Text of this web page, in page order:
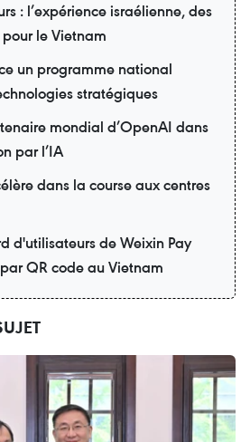
: l’expérience israélienne, des
le Vietnam
un programme national
stratégiques
mondial d’OpenAI dans
par l’IA
dans la course aux centres
d'utilisateurs de Weixin Pay
QR code au Vietnam